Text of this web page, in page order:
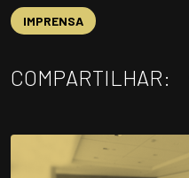
PRIVACIDADE
A | A
IMPRENSA
COMPARTILHAR: